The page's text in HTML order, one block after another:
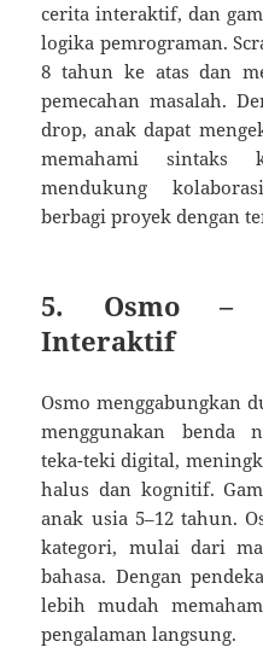
cerita interaktif, dan
logika pemrograman.
8 tahun ke atas dan
pemecahan masalah.
drop, anak dapat
memahami sintaks
mendukung
berbagi proyek dengan
5. Osmo –
Interaktif
Osmo menggabungkan
menggunakan benda
teka-teki digital,
halus dan kognitif.
anak usia 5–12 tahun.
kategori, mulai dari
bahasa. Dengan
lebih mudah
pengalaman langsung.